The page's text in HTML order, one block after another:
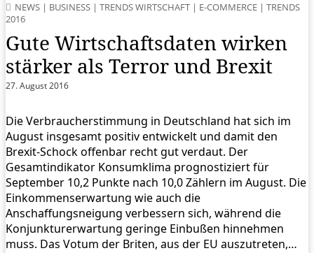
NEWS | BUSINESS | TRENDS WIRTSCHAFT | E-COMMERCE | TRENDS
2016
Gute Wirtschaftsdaten wirken
stärker als Terror und Brexit
27. August 2016
Die Verbraucherstimmung in Deutschland hat sich im
August insgesamt positiv entwickelt und damit den
Brexit-Schock offenbar recht gut verdaut. Der
Gesamtindikator Konsumklima prognostiziert für
September 10,2 Punkte nach 10,0 Zählern im August. Die
Einkommenserwartung wie auch die
Anschaffungsneigung verbessern sich, während die
Konjunkturerwartung geringe Einbußen hinnehmen
muss. Das Votum der Briten, aus der EU auszutreten,…